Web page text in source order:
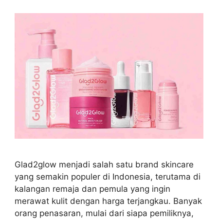
Glad2glow menjadi salah satu brand skincare
yang semakin populer di Indonesia, terutama di
kalangan remaja dan pemula yang ingin
merawat kulit dengan harga terjangkau. Banyak
orang penasaran, mulai dari siapa pemiliknya,